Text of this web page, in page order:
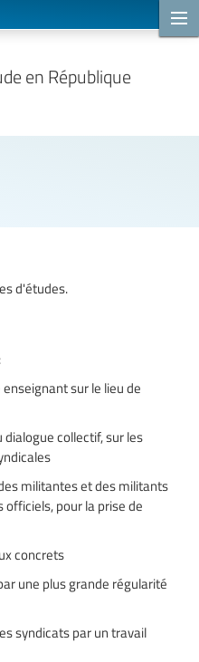
en République
d'études.
sur le lieu de
collectif, sur les
militantes et des militants
pour la prise de
concrets
une plus grande régularité
syndicats par un travail